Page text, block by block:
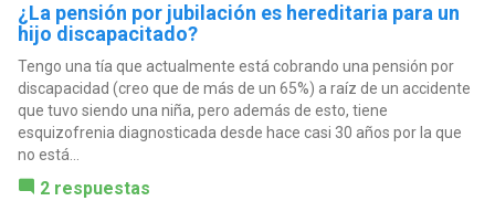
¿La pensión por jubilación es hereditaria para un
hijo discapacitado?
Tengo una tía que actualmente está cobrando una pensión por
discapacidad (creo que de más de un 65%) a raíz de un accidente
que tuvo siendo una niña, pero además de esto, tiene
esquizofrenia diagnosticada desde hace casi 30 años por la que
no está...
2 respuestas